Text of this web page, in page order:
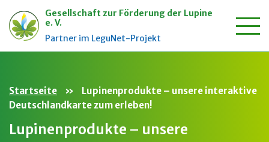
Zum
Gesellschaft zur Förderung der Lupine
e. V.
Partner im LeguNet-Projekt
Startseite »
Lupinenprodukte – unsere interaktive
Deutschlandkarte zum erleben!
Lupinenprodukte – unsere